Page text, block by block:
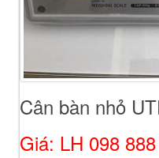
Cân bàn nhỏ
Giá: LH 098